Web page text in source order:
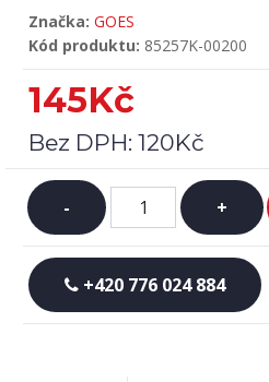
Značka: GOES
Kód produktu: 85257K-00200
145Kč
Bez DPH: 120Kč
- +
+420 776 024 884